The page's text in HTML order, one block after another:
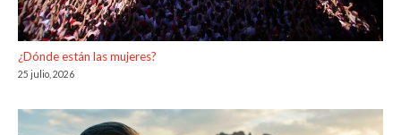
¿Dónde están las mujeres?
25 julio, 2026